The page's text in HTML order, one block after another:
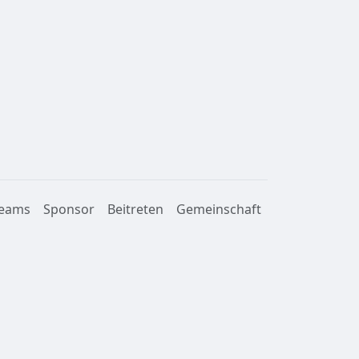
Sponsor Beitreten Gemeinschaft